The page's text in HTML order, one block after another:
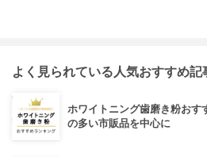
よく見られている人気おすすめ記
ホワイトニング歯磨き粉おす
の多い市販品を中心に